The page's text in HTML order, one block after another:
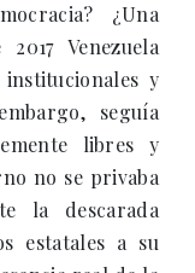
¿Una
Venezuela
y
seguía
libres y
no se privaba
la descarada
estatales a su